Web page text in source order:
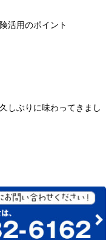
活用のポイント
しぶりに味わってきまし